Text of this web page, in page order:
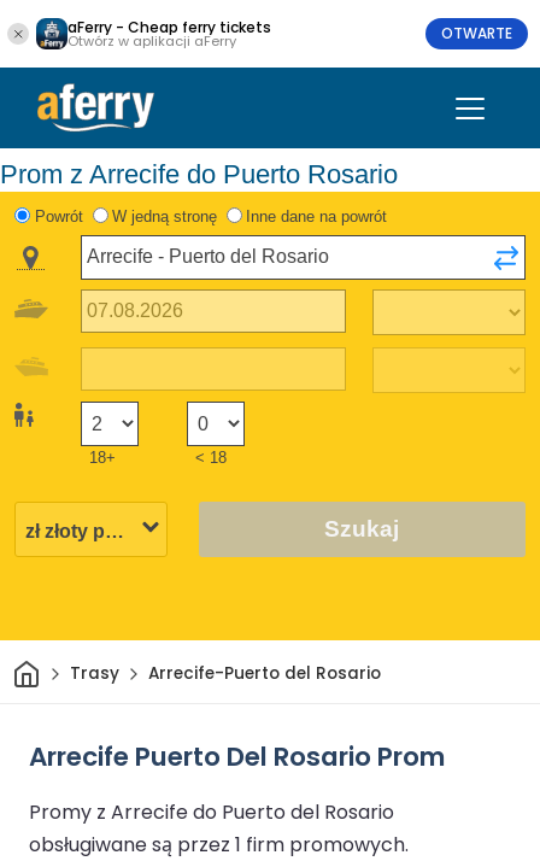
aFerry - Cheap ferry tickets
Otwórz w aplikacji aFerry OTWARTE
Prom z Arrecife do Puerto Rosario
Powrót W jedną stronę Inne dane na powrót
18+ < 18
Szukaj
DomTrasy Arrecife-Puerto del Rosario
Arrecife Puerto Del Rosario Prom
Promy z Arrecife do Puerto del Rosario
obsługiwane są przez 1 firm promowych.